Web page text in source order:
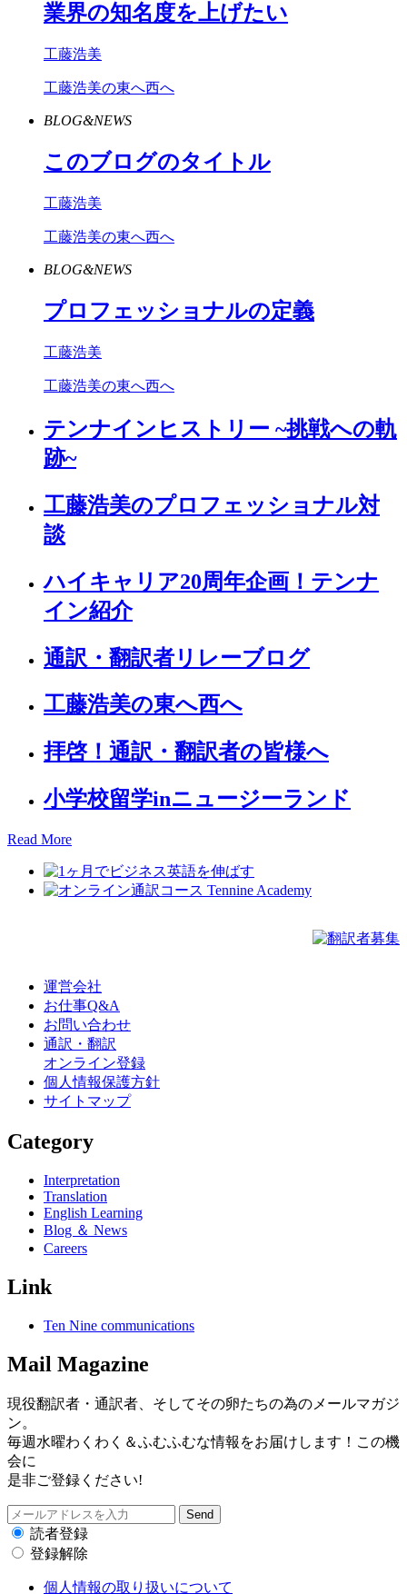
業界の知名度を上げたい
工藤浩美
工藤浩美の東へ西へ
BLOG&NEWS
このブログのタイトル
工藤浩美
工藤浩美の東へ西へ
BLOG&NEWS
プロフェッショナルの定義
工藤浩美
工藤浩美の東へ西へ
テンナインヒストリー ~挑戦への軌
跡~
工藤浩美のプロフェッショナル対
談
ハイキャリア20周年企画！テンナ
イン紹介
通訳・翻訳者リレーブログ
工藤浩美の東へ西へ
拝啓！通訳・翻訳者の皆様へ
小学校留学inニュージーランド
Read More
運営会社
お仕事Q&A
お問い合わせ
通訳・翻訳
オンライン登録
個人情報保護方針
サイトマップ
Category
Interpretation
Translation
English Learning
Blog ＆ News
Careers
Link
Ten Nine communications
Mail Magazine
現役翻訳者・通訳者、そしてその卵たちの為のメールマガジ
ン。
毎週水曜わくわく＆ふむふむな情報をお届けします！この機
会に
是非ご登録ください!
読者登録
登録解除
個人情報の取り扱いについて